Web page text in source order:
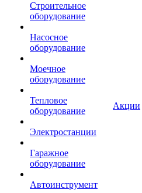
Строительное
оборудование
Насосное
оборудование
Моечное
оборудование
Тепловое
оборудование
Электростанции
Гаражное
оборудование
Автоинструмент
Акции